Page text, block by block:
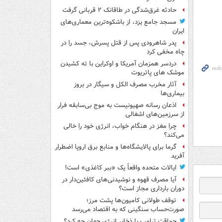
حادثه غرق‌شدگی در طاقانک ۲ قربانی گرفت
مسجد جامع یزد، از باشکوه‌ترین معماری‌های
ایران
پدر شاهرودی پس از قتل پسرش، جسد را در
چاه مخفی کرد
دردسر همزمان آمریکا و اوکراین با ته کشیدن
موشک های پاتریوت
آثار مخرب مصرف الکل و سیگار در بروز
بیماری‌ها
اذعان رسانه صهیونیست به موج بی‌سابقه فرار
از سرزمین‌های اشغالی
چرا مغز در هنگام خواب، انرژی خود را خالی
می‌کند؟
گرما برای پالایشگاه‌ها و منابع برق اروپا اضطرار
آفرید
ایالات متحده واقعاً یک «ببر کاغذی» است!
آیا مصرف قهوه و نوشیدنی‌های کافئین‌دار در
دوران بارداری مجاز است؟
توقف طولانی کامیون‌ها پشت مرز؛
صورت‌حساب سنگینی که به اقتصاد می‌رسد